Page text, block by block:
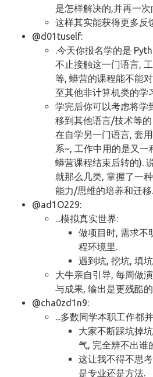
是怎样解决的,并再一
这样其实能获得更多反
@d01tuself:
.今天你报名学的是
不止接触这一门语言,
等, 蟒营的课程能不能
至其他非计算机类的学
学完后你可以考虑将
移到其他语言/技术等
在自学另一门语言, 套
系~, 工作中用的是又
蟒营课程结束后转的).
就那么几类, 掌握了一
能力/思维的培养和迁移.
@ad1O229:
...模拟真实世界:
做项目时, 需求不
程环境里.
遇到坑, 挖坑, 填
大牛亲自引导, 每周做
与成果, 输出是更残酷
@cha0zd1n9:
...多数同学本职工作都
大家不断踩坑掉
气, 完全辨不出谁
这让我不得不思
是专业还是方法.